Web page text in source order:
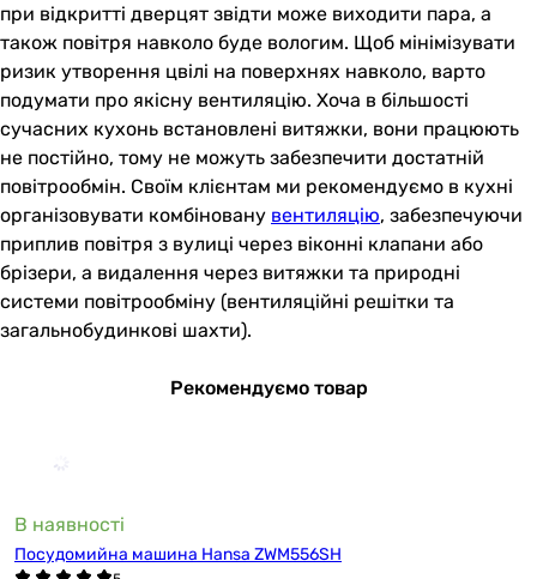
при відкритті дверцят звідти може виходити пара, а
також повітря навколо буде вологим. Щоб мінімізувати
ризик утворення цвілі на поверхнях навколо, варто
подумати про якісну вентиляцію. Хоча в більшості
сучасних кухонь встановлені витяжки, вони працюють
не постійно, тому не можуть забезпечити достатній
повітрообмін. Своїм клієнтам ми рекомендуємо в кухні
організовувати комбіновану вентиляцію, забезпечуючи
приплив повітря з вулиці через віконні клапани або
брізери, а видалення через витяжки та природні
системи повітрообміну (вентиляційні решітки та
загальнобудинкові шахти).
Рекомендуємо товар
В наявності
Посудомийна машина Hansa ZWM556SH